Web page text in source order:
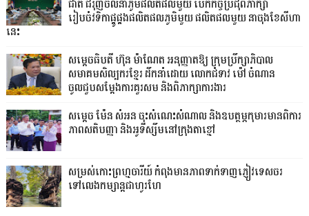
ជាតិ ជំរុញចលនាភូមិផលិតផលមួយ បើកកិច្ចប្រជុំពិភាក្សា
រៀបចំវទិកាផ្គូផ្គងផលិតផលភូមិមួយ ផលិតផលមួយ នាចុងខែសីហា
នេះ
សម្តេចធិបតី ហ៊ុន ម៉ាណែត អនុញ្ញាតឱ្យ ក្រុមប្រឹក្សាភិបាល
សមាគមសិល្បករខ្មែរ ដឹកនាំដោយ លោកជំទាវ ម៉ៅ ចំណាន
ចូលជួបសម្ដែងការគួរសម និងពិភាក្សាការងារ
សម្តេច ម៉ែន សំអន ចុះសំណេះសំណាល និងឧបត្ថម្ភកុមារមានពិការ
ភាពសតិបញ្ញា និងអូទីស្សឹមនៅក្រុងតាខ្មៅ
សម្រស់កោះព្រហ្មចារីយ៍ កំពុងមានភាពទាក់ទាញភ្ញៀវទេសចរ
ទៅលេងកម្សាន្តជាហូរហែ